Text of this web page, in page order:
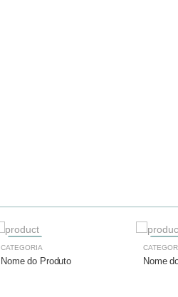
CATEGORIA
Nome do Produto Nome